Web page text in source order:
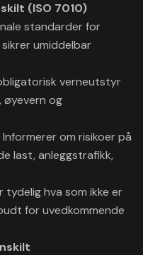
(ISO 7010)
standarder for
umiddelbar
verneutstyr
øyevern og
Informerer om risikoer på
last, anleggstrafikk,
tydelig hva som ikke er
for uvedkommende